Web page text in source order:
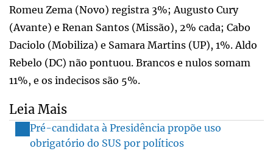
Romeu Zema (Novo) registra 3%; Augusto Cury
(Avante) e Renan Santos (Missão), 2% cada; Cabo
Daciolo (Mobiliza) e Samara Martins (UP), 1%. Aldo
Rebelo (DC) não pontuou. Brancos e nulos somam
11%, e os indecisos são 5%.
Leia Mais
Pré-candidata à Presidência propõe uso
obrigatório do SUS por políticos